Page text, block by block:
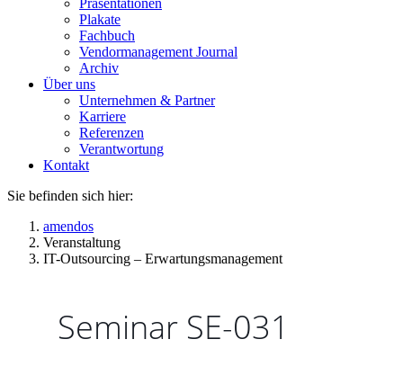
Präsentationen
Plakate
Fachbuch
Vendormanagement Journal
Archiv
Über uns
Unternehmen & Partner
Karriere
Referenzen
Verantwortung
Kontakt
Sie befinden sich hier:
amendos
Veranstaltung
IT-Outsourcing – Erwartungsmanagement
Seminar SE-031